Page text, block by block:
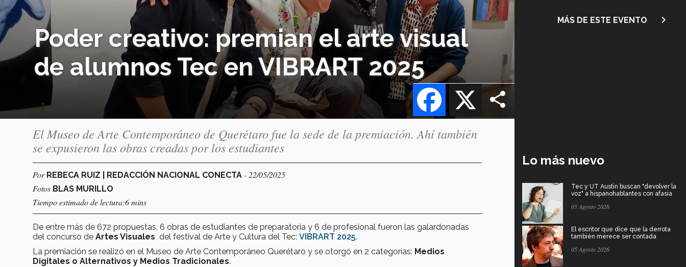
Poder creativo: premian el arte visual
de alumnos Tec en VIBRART 2025
X
Facebook
MÁS DE ESTE EVENTO navigate_next
El Museo de Arte Contemporáneo de Querétaro fue la sede de la premiación. Ahí también
se expusieron las obras creadas por los estudiantes
Por REBECA RUIZ | REDACCIÓN NACIONAL CONECTA - 22/05/2025
Fotos BLAS MURILLO
Tiempo estimado de lectura:6 mins
De entre más de 672 propuestas, 6 obras de estudiantes de preparatoria y 6 de profesional fueron las galardonadas
del concurso de Artes Visuales del festival de Arte y Cultura del Tec: VIBRART 2025.
La premiación se realizó en el Museo de Arte Contemporáneo Querétaro y se otorgó en 2 categorías: Medios
Digitales o Alternativos y Medios Tradicionales.
Lo más nuevo
Tec y UT Austin buscan "devolver la
voz" a hispanohablantes con afasia
05 Agosto 2026
El escritor que dice que la derrota
también merece ser contada
05 Agosto 2026